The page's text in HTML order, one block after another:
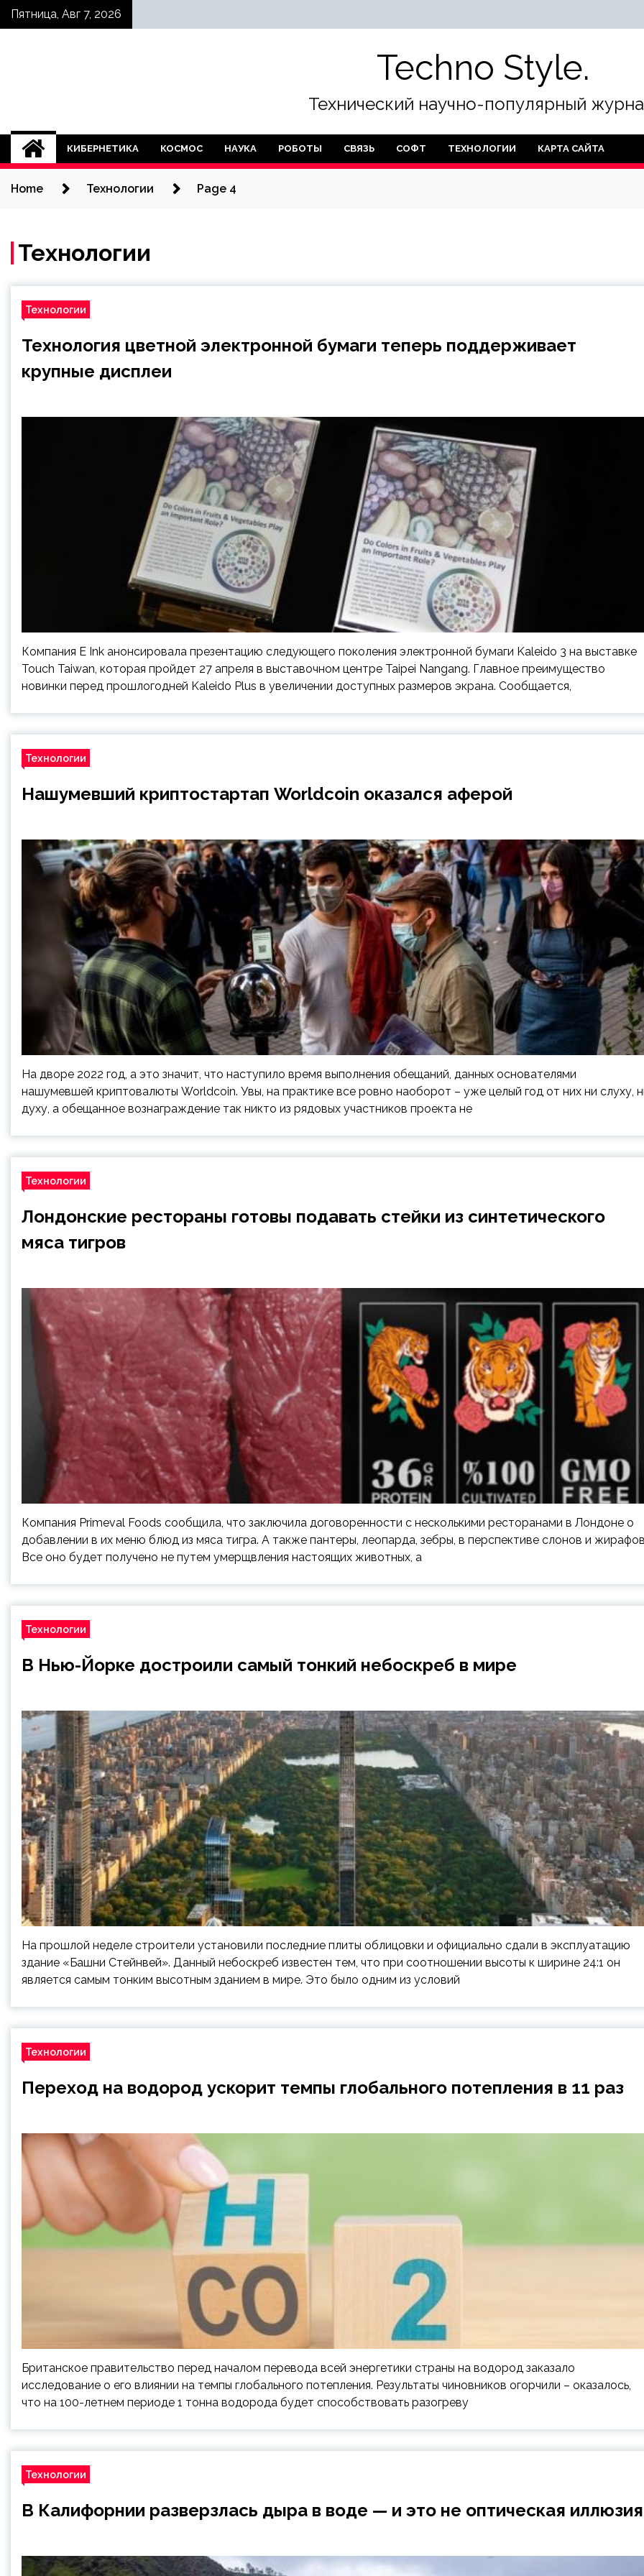
SkipПятница, Авг 7, 2026
Techno Style.
Технический научно-популярный
КИБЕРНЕТИКА КОСМОС НАУКА РОБОТЫ СВЯЗЬ СОФТ ТЕХНОЛОГИИ КАРТА САЙТА
Home Технологии Page 4
Технологии
Технологии
Технология цветной электронной бумаги теперь поддерживает
крупные дисплеи
Компания E Ink анонсировала презентацию следующего поколения электронной бумаги Kaleido 3 на выставке
Touch Taiwan, которая пройдет 27 апреля в выставочном центре Taipei Nangang. Главное преимущество
новинки перед прошлогодней Kaleido Plus в увеличении доступных размеров экрана. Сообщается,
Технологии
Нашумевший криптостартап Worldcoin оказался аферой
На дворе 2022 год, а это значит, что наступило время выполнения обещаний, данных основателями
нашумевшей криптовалюты Worldcoin. Увы, на практике все ровно наоборот – уже целый год от них ни слуху,
духу, а обещанное вознаграждение так никто из рядовых участников проекта не
Технологии
Лондонские рестораны готовы подавать стейки из синтетического
мяса тигров
Компания Primeval Foods сообщила, что заключила договоренности с несколькими ресторанами в Лондоне о
добавлении в их меню блюд из мяса тигра. А также пантеры, леопарда, зебры, в перспективе слонов и
Все оно будет получено не путем умерщвления настоящих животных, а
Технологии
В Нью-Йорке достроили самый тонкий небоскреб в мире
На прошлой неделе строители установили последние плиты облицовки и официально сдали в эксплуатацию
здание «Башни Стейнвей». Данный небоскреб известен тем, что при соотношении высоты к ширине 24:1 он
является самым тонким высотным зданием в мире. Это было одним из условий
Технологии
Переход на водород ускорит темпы глобального потепления в 11 раз
Британское правительство перед началом перевода всей энергетики страны на водород заказало
исследование о его влиянии на темпы глобального потепления. Результаты чиновников огорчили – оказалось,
что на 100-летнем периоде 1 тонна водорода будет способствовать разогреву
Технологии
В Калифорнии разверзлась дыра в воде — и это не оптическая иллюзия